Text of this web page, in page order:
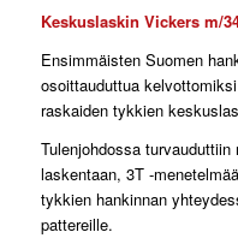
Keskuslaskin Vickers m/
Ensimmäisten Suomen
osoittauduttua
raskaiden tykkien
Tulenjohdossa
laskentaan, 3T -
tykkien hankinnan
pattereille.